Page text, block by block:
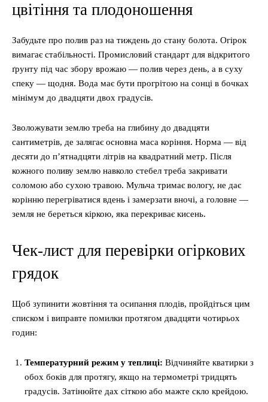
цвітіння та плодоношення
Забудьте про полив раз на тиждень до стану болота. Огірок
вимагає стабільності. Промисловий стандарт для відкритого
ґрунту під час збору врожаю — полив через день, а в суху
спеку — щодня. Вода має бути прогрітою на сонці в бочках
мінімум до двадцяти двох градусів.
Зволожувати землю треба на глибину до двадцяти
сантиметрів, де залягає основна маса коріння. Норма — від
десяти до п’ятнадцяти літрів на квадратний метр. Після
кожного поливу землю навколо стебел треба закривати
соломою або сухою травою. Мульча тримає вологу, не дає
корінню перегріватися вдень і замерзати вночі, а головне —
земля не береться кіркою, яка перекриває кисень.
Чек-лист для перевірки огіркових
грядок
Щоб зупинити жовтіння та осипання плодів, пройдіться цим
списком і виправте помилки протягом двадцяти чотирьох
годин:
Температурний режим у теплиці: Відчиняйте кватирки з
обох боків для протягу, якщо на термометрі тридцять
градусів. Затінюйте дах сіткою або мажте скло крейдою.